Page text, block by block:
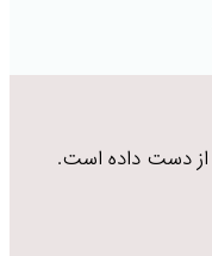
از دست داده است.